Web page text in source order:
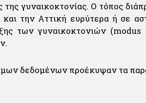
της γυναικοκτονίας. Ο τόπος
την Αττική ευρύτερα ή σε
των γυναικοκτονιών
δεδομένων προέκυψαν τα